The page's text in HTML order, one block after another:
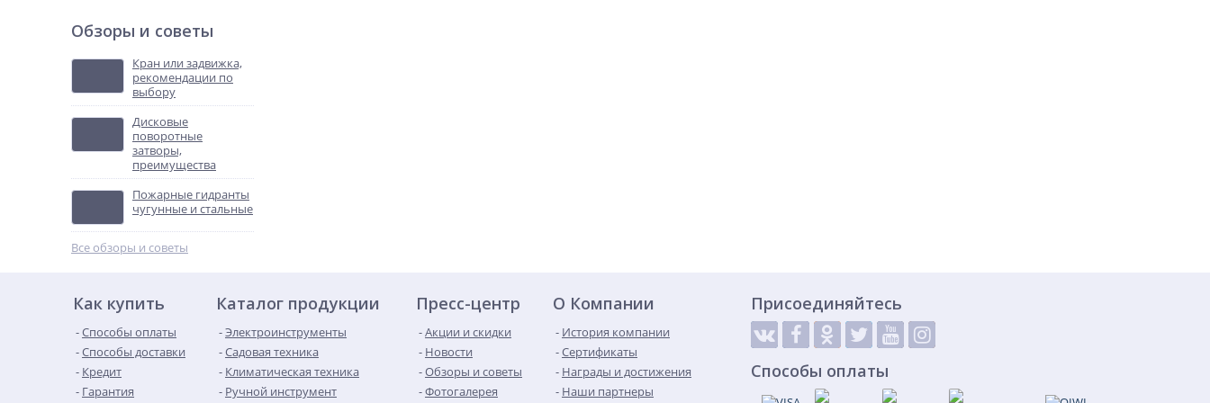
Обзоры и советы
Кран или задвижка,
рекомендации по
выбору
Дисковые
поворотные
затворы,
преимущества
Пожарные гидранты
чугунные и стальные
Все обзоры и советы
Как купить
Способы оплаты
Способы доставки
Кредит
Гарантия
Каталог продукции
Электроинструменты
Садовая техника
Климатическая техника
Ручной инструмент
Пресс-центр
Акции и скидки
Новости
Обзоры и советы
Фотогалерея
О Компании
История компании
Сертификаты
Награды и достижения
Наши партнеры
Присоединяйтесь
Способы оплаты